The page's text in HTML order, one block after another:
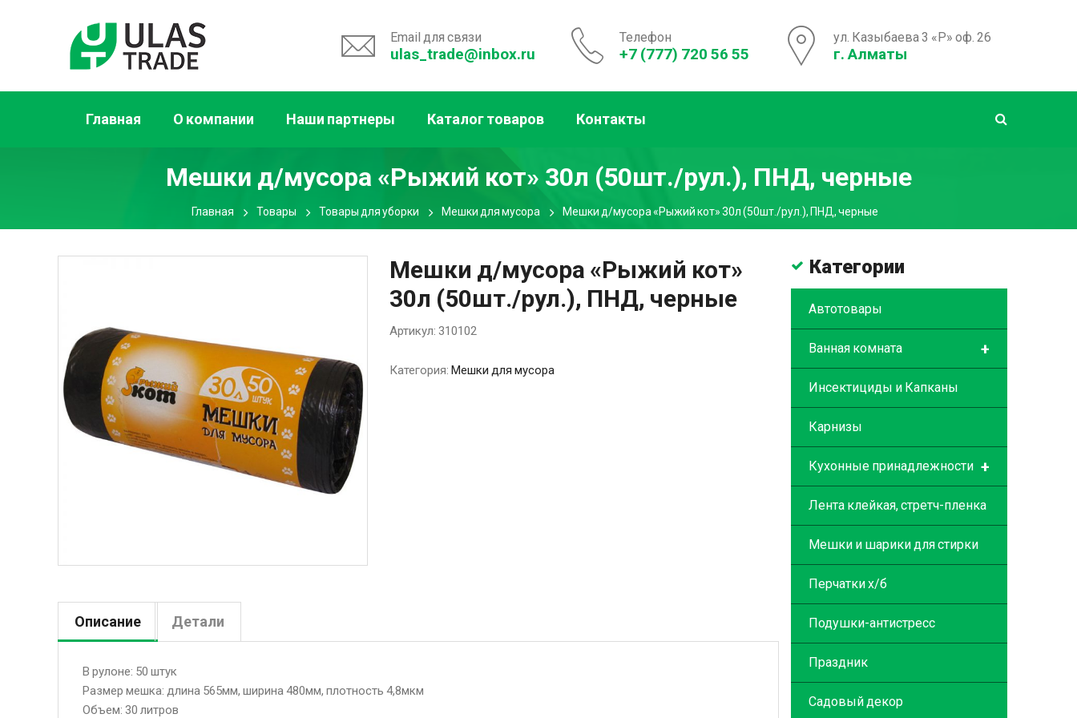
Email для связи
ulas_trade@inbox.ru
Телефон
+7 (777) 720 56 55
ул. Казыбаева 3 «Р» оф. 26
г. Алматы
Главная О компании Наши партнеры Каталог товаров Контакты
Мешки д/мусора «Рыжий кот» 30л (50шт./рул.), ПНД, черные
Главная Товары Товары для уборки Мешки для мусора Мешки д/мусора «Рыжий кот» 30л (50шт./рул.), ПНД, черные
Мешки д/мусора «Рыжий кот»
30л (50шт./рул.), ПНД, черные
Артикул: 310102
Категория: Мешки для мусора
Описание Детали
В рулоне: 50 штук
Размер мешка: длина 565мм, ширина 480мм, плотность 4,8мкм
Объем: 30 литров
Категории
Автотовары
+
Ванная комната
Инсектициды и Капканы
Карнизы
+
Кухонные принадлежности
Лента клейкая, стретч-пленка
Мешки и шарики для стирки
Перчатки х/б
Подушки-антистресс
Праздник
Садовый декор